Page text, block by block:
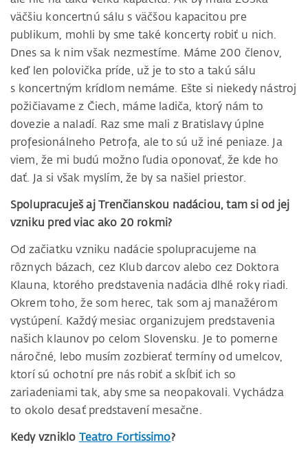
väčšiu koncertnú sálu s väčšou kapacitou pre
publikum, mohli by sme také koncerty robiť u nich.
Dnes sa k nim však nezmestíme. Máme 200 členov,
keď len polovička príde, už je to sto a takú sálu
s koncertným krídlom nemáme. Ešte si niekedy nástroj
požičiavame z Čiech, máme ladiča, ktorý nám to
dovezie a naladí. Raz sme mali z Bratislavy úplne
profesionálneho Petrofa, ale to sú už iné peniaze. Ja
viem, že mi budú možno ľudia oponovať, že kde ho
dať. Ja si však myslím, že by sa našiel priestor.
Spolupracuješ aj Trenčianskou nadáciou, tam si od jej
vzniku pred viac ako 20 rokmi?
Od začiatku vzniku nadácie spolupracujeme na
rôznych bázach, cez Klub darcov alebo cez Doktora
Klauna, ktorého predstavenia nadácia dlhé roky riadi.
Okrem toho, že som herec, tak som aj manažérom
vystúpení. Každý mesiac organizujem predstavenia
našich klaunov po celom Slovensku. Je to pomerne
náročné, lebo musím zozbierať termíny od umelcov,
ktorí sú ochotní pre nás robiť a skĺbiť ich so
zariadeniami tak, aby sme sa neopakovali. Vychádza
to okolo desať predstavení mesačne.
Kedy vzniklo Teatro Fortissimo?